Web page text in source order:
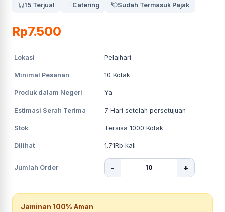
15 Terjual Catering Sudah Termasuk Pajak
Rp7.500
Lokasi Pelaihari
Minimal Pesanan 10 Kotak
Produk dalam Negeri Ya
Estimasi Serah Terima 7 Hari setelah persetujuan
Stok Tersisa 1000 Kotak
Dilihat 1.71Rb kali
Jumlah Order - +
Jaminan 100% Aman